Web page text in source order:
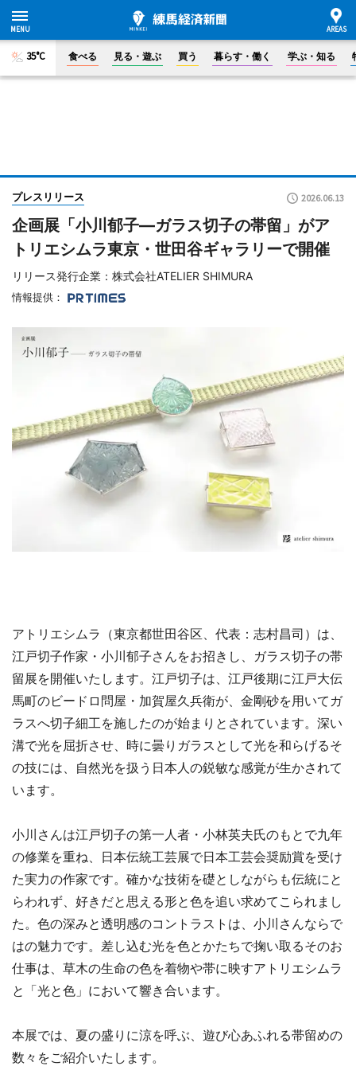
35°C 食べる 見る・遊ぶ 買う 暮らす・働く 学ぶ・知る
プレスリリース 2026.06.13
企画展「小川郁子―ガラス切子の帯留」がア
トリエシムラ東京・世田谷ギャラリーで開催
リリース発行企業：株式会社ATELIER SHIMURA
情報提供：
アトリエシムラ（東京都世田谷区、代表：志村昌司）は、
江戸切子作家・小川郁子さんをお招きし、ガラス切子の帯
留展を開催いたします。江戸切子は、江戸後期に江戸大伝
馬町のビードロ問屋・加賀屋久兵衛が、金剛砂を用いてガ
ラスへ切子細工を施したのが始まりとされています。深い
溝で光を屈折させ、時に曇りガラスとして光を和らげるそ
の技には、自然光を扱う日本人の鋭敏な感覚が生かされて
います。
小川さんは江戸切子の第一人者・小林英夫氏のもとで九年
の修業を重ね、日本伝統工芸展で日本工芸会奨励賞を受け
た実力の作家です。確かな技術を礎としながらも伝統にと
らわれず、好きだと思える形と色を追い求めてこられまし
た。色の深みと透明感のコントラストは、小川さんならで
はの魅力です。差し込む光を色とかたちで掬い取るそのお
仕事は、草木の生命の色を着物や帯に映すアトリエシムラ
と「光と色」において響き合います。
本展では、夏の盛りに涼を呼ぶ、遊び心あふれる帯留めの
数々をご紹介いたします。